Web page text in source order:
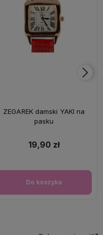
ZEGAREK damski YAKI na
pasku
19,90 zł
Do koszyka